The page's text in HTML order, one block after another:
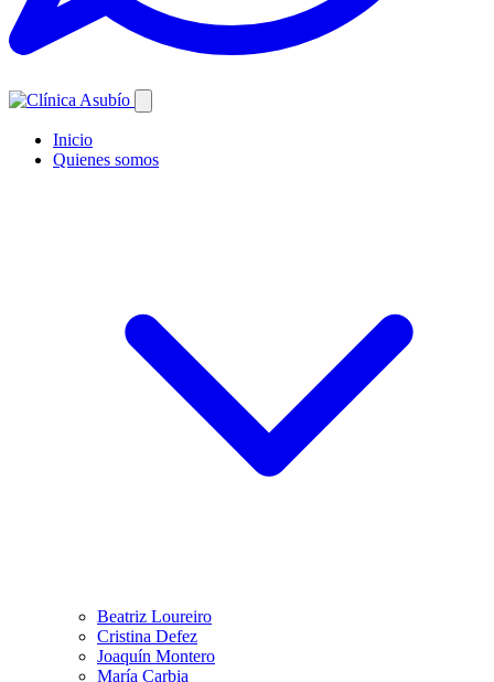
Inicio
Quienes somos
Beatriz Loureiro
Cristina Defez
Joaquín Montero
María Carbia